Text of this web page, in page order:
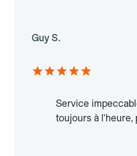
Guy S.
Service
toujours à l'heure,